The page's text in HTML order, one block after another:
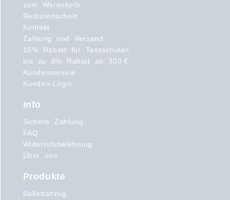
zum Warenkorb
Retourenschein
Kontakt
Zahlung und Versand
15% Rabatt für Tanzschulen
bis zu 8% Rabatt ab 300 €
Kundenservice
Kunden-Login
Info
Sichere Zahlung
FAQ
Widerrufsbelehrung
Über uns
Produkte
Ballettanzug